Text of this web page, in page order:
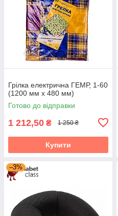
Грілка електрична ГЕМР, 1-60
(1200 мм х 480 мм)
Готово до відправки
1 212,50 ₴ 1 250 ₴
Купити
–3%